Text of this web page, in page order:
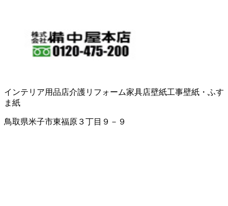
インテリア用品店介護リフォーム家具店壁紙工事壁紙・ふす
ま紙
鳥取県米子市東福原３丁目９－９